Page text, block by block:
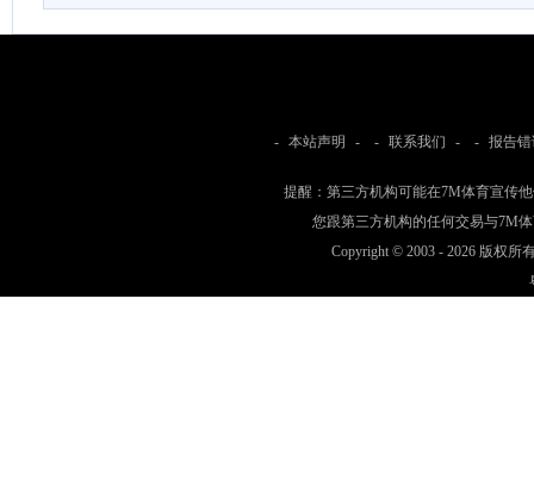
- 本站声明 - - 联系我们 - - 报告
提醒：第三方机构可能在7M体育宣传
您跟第三方机构的任何交易与7M
Copyright © 2003 - 2026 版权所